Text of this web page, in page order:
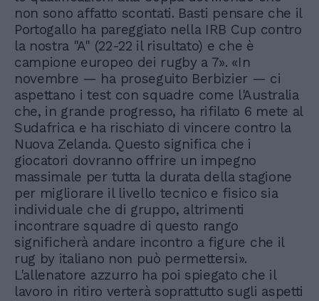
non sono affatto scontati. Basti pensare che il
Portogallo ha pareggiato nella IRB Cup contro
la nostra "A" (22-22 il risultato) e che è
campione europeo dei rugby a 7». «In
novembre — ha proseguito Berbizier — ci
aspettano i test con squadre come l'Australia
che, in grande progresso, ha rifilato 6 mete al
Sudafrica e ha rischiato di vincere contro la
Nuova Zelanda. Questo significa che i
giocatori dovranno offrire un impegno
massimale per tutta la durata della stagione
per migliorare il livello tecnico e fisico sia
individuale che di gruppo, altrimenti
incontrare squadre di questo rango
significherà andare incontro a figure che il
rug by italiano non può permettersi».
L'allenatore azzurro ha poi spiegato che il
lavoro in ritiro verterà soprattutto sugli aspetti